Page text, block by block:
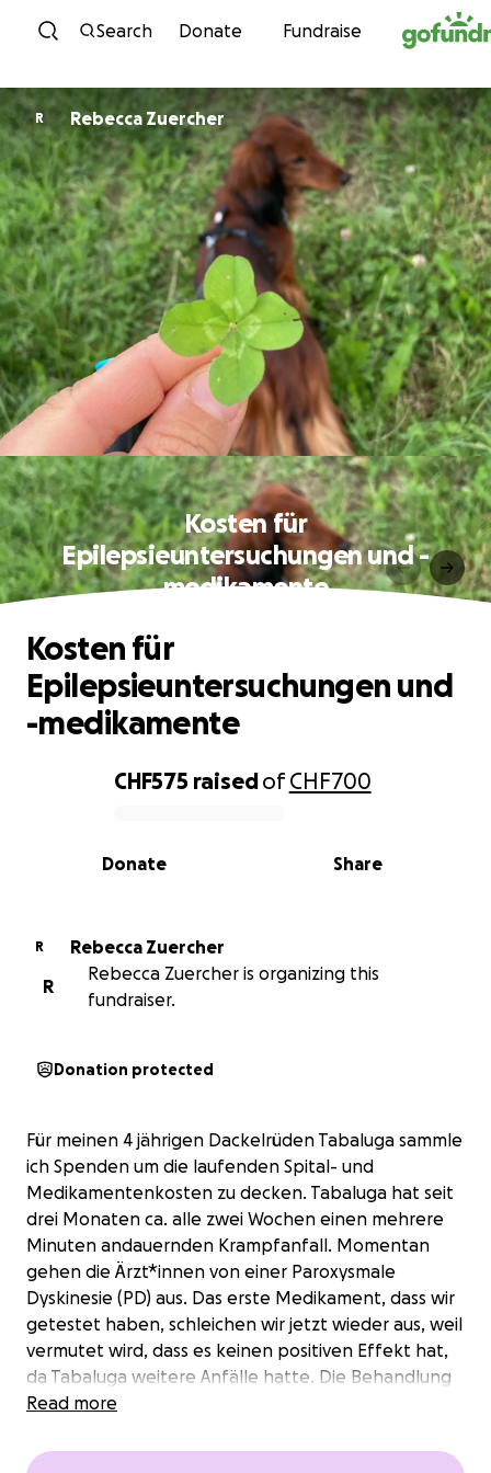
Skip to content
Search Donate Fundraise
R Rebecca Zuercher
Kosten für
Epilepsieuntersuchungen und -
medikamente
0% complete
CHF575 raisedofCHF700
Share
Donate
Kosten für
Epilepsieuntersuchungen und
-medikamente
R
Rebecca Zuercher
R
Rebecca Zuercher is organizing this
fundraiser.
Donation protected
Für meinen 4 jährigen Dackelrüden Tabaluga sammle
ich Spenden um die laufenden Spital- und
Medikamentenkosten zu decken. Tabaluga hat seit
drei Monaten ca. alle zwei Wochen einen mehrere
Minuten andauernden Krampfanfall. Momentan
gehen die Ärzt*innen von einer Paroxysmale
Dyskinesie (PD) aus. Das erste Medikament, dass wir
getestet haben, schleichen wir jetzt wieder aus, weil
vermutet wird, dass es keinen positiven Effekt hat,
da Tabaluga weitere Anfälle hatte. Die Behandlung
mit einem anderen Medikament wird nun
den Krampfanfällen hat Tabaluga eine
Read more